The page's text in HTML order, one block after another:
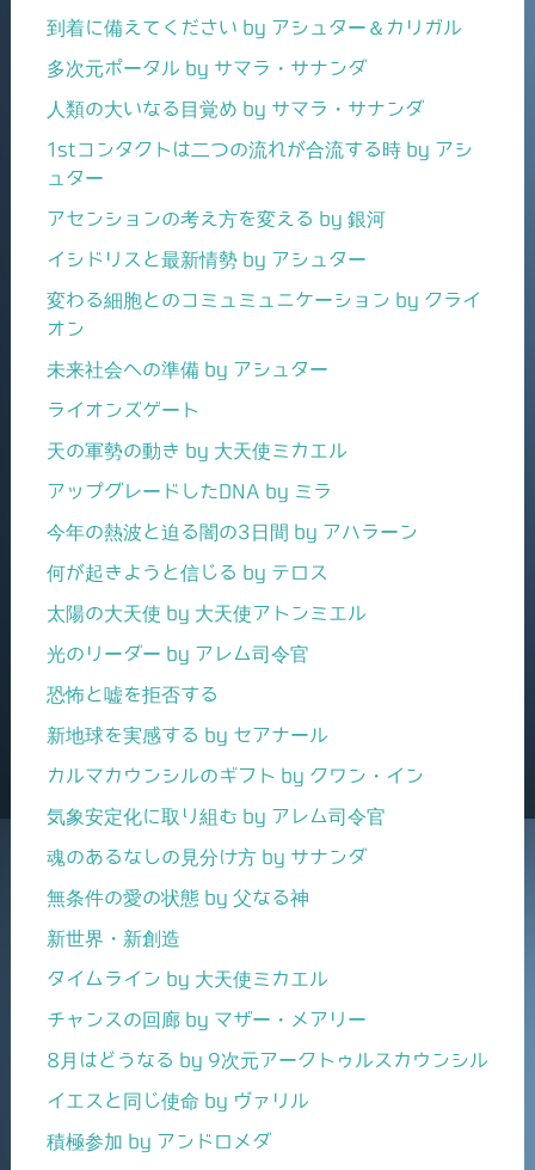
到着に備えてください by アシュター＆カリガル
多次元ポータル by サマラ・サナンダ
人類の大いなる目覚め by サマラ・サナンダ
1stコンタクトは二つの流れが合流する時 by アシ
ュター
アセンションの考え方を変える by 銀河
イシドリスと最新情勢 by アシュター
変わる細胞とのコミュミュニケーション by クライ
オン
未来社会への準備 by アシュター
ライオンズゲート
天の軍勢の動き by 大天使ミカエル
アップグレードしたDNA by ミラ
今年の熱波と迫る闇の3日間 by アハラーン
何が起きようと信じる by テロス
太陽の大天使 by 大天使アトンミエル
光のリーダー by アレム司令官
恐怖と嘘を拒否する
新地球を実感する by セアナール
カルマカウンシルのギフト by クワン・イン
気象安定化に取り組む by アレム司令官
魂のあるなしの見分け方 by サナンダ
無条件の愛の状態 by 父なる神
新世界・新創造
タイムライン by 大天使ミカエル
チャンスの回廊 by マザー・メアリー
8月はどうなる by 9次元アークトゥルスカウンシル
イエスと同じ使命 by ヴァリル
積極参加 by アンドロメダ